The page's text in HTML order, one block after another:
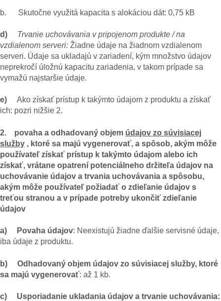
b. Skutočne využitá kapacita s alokáciou dát: 0,75 kB
d) Trvanie uchovávania v pripojenom produkte / na
vzdialenom serveri: Žiadne údaje na žiadnom vzdialenom
serveri. Údaje sa ukladajú v zariadení, kým množstvo údajov
neprekročí úložnú kapacitu zariadenia, v takom prípade sa
vymažú najstaršie údaje.
e) Ako získať prístup k takýmto údajom z produktu a získať
ich: pozri nižšie 2.
2. povaha a odhadovaný objem údajov zo súvisiacej
služby , ktoré sa majú vygenerovať, a spôsob, akým môže
používateľ získať prístup k takýmto údajom alebo ich
získať, vrátane opatrení potenciálneho držiteľa údajov na
uchovávanie údajov a trvania uchovávania a spôsobu,
akým môže používateľ požiadať o zdieľanie údajov s
treťou stranou a v prípade potreby ukončiť zdieľanie
údajov
a) Povaha údajov: Neexistujú žiadne ďalšie servisné údaje,
iba údaje z produktu.
b) Odhadovaný objem údajov zo súvisiacej služby, ktoré
sa majú vygenerovať: až 1 kb.
c) Usporiadanie ukladania údajov a trvanie uchovávania: